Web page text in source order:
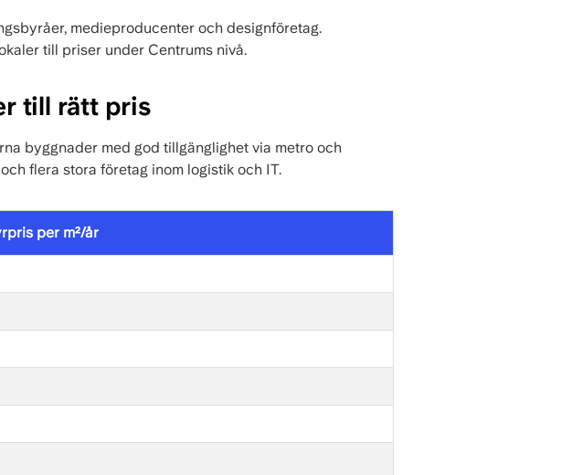
medieproducenter och designföretag.
till priser under Centrums nivå.
till rätt pris
byggnader med god tillgänglighet via metro och
flera stora företag inom logistik och IT.
per m²/år